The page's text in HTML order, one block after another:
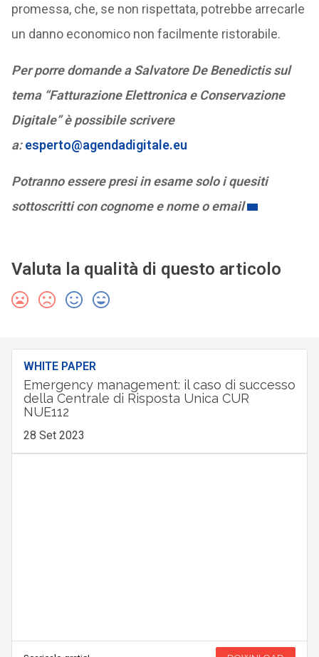
promessa, che, se non rispettata, potrebbe arrecarle
un danno economico non facilmente ristorabile.
Per porre domande a Salvatore De Benedictis sul
tema “Fatturazione Elettronica e Conservazione
Digitale” è possibile scrivere
a:esperto@agendadigitale.eu
Potranno essere presi in esame solo i quesiti
sottoscritti con cognome e nome o email
Valuta la qualità di questo articolo
WHITE PAPER
Emergency management: il caso di successo
della Centrale di Risposta Unica CUR
NUE112
28 Set 2023